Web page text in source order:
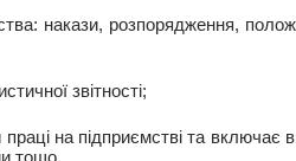
накази, розпорядження,
звітності;
на підприємстві та включає
тощо.